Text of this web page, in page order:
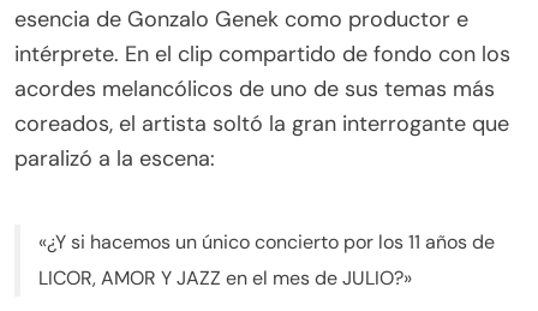
esencia de Gonzalo Genek como productor e
intérprete. En el clip compartido de fondo con los
acordes melancólicos de uno de sus temas más
coreados, el artista soltó la gran interrogante que
paralizó a la escena:
«¿Y si hacemos un único concierto por los 11 años de
LICOR, AMOR Y JAZZ en el mes de JULIO?»